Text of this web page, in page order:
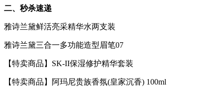
二、秒杀速递
雅诗兰黛鲜活亮采精华水两支装
雅诗兰黛三合一多功能造型眉笔07
【特卖商品】SK-II保湿修护精华套装
【特卖商品】阿玛尼贵族香氛(皇家沉香) 100ml